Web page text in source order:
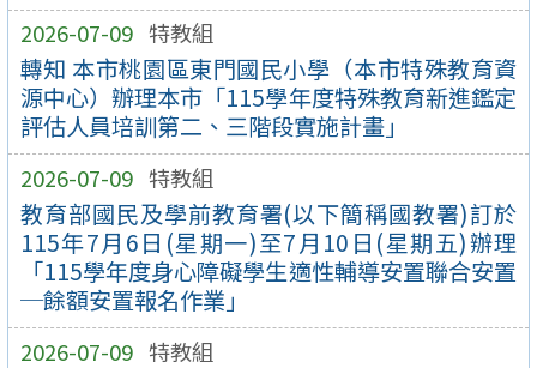
2026-07-09 特教組
轉知 本市桃園區東門國民小學（本市特殊教育資
源中心）辦理本市「115學年度特殊教育新進鑑定
評估人員培訓第二、三階段實施計畫」
2026-07-09 特教組
教育部國民及學前教育署(以下簡稱國教署)訂於
115年7月6日(星期一)至7月10日(星期五)辦理
「115學年度身心障礙學生適性輔導安置聯合安置
─餘額安置報名作業」
2026-07-09 特教組